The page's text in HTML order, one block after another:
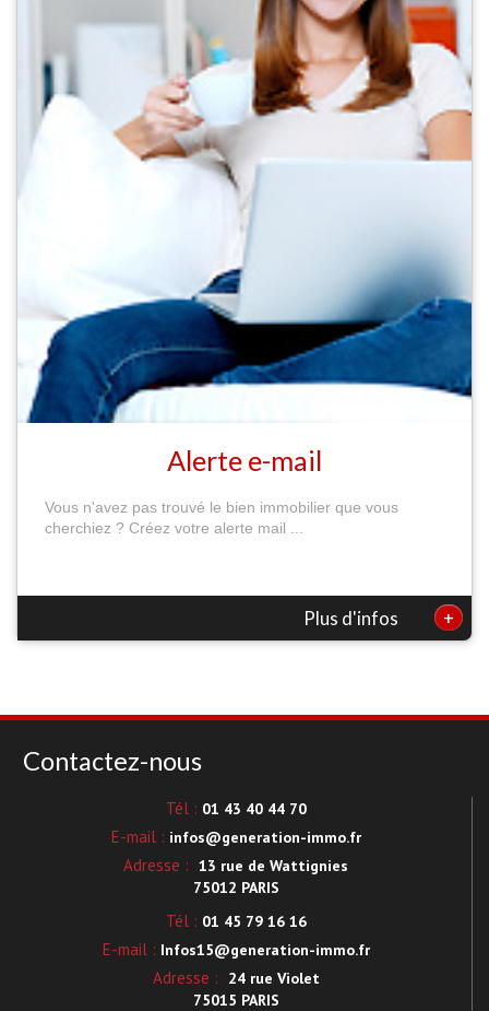
Alerte e-mail
Vous n'avez pas trouvé le bien immobilier que vous
cherchiez ? Créez votre alerte mail ...
Plus d'infos +
Contactez-nous
Tél : 01 43 40 44 70
E-mail : infos@generation-immo.fr
Adresse : 13 rue de Wattignies
75012 PARIS
Tél : 01 45 79 16 16
E-mail : Infos15@generation-immo.fr
Adresse :
24 rue Violet
75015 PARIS